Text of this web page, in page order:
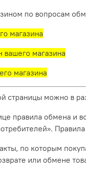
по вопросам
магазина
вашего магазина
магазина
страницы можно в
правила обмена и
по которым
или обмене